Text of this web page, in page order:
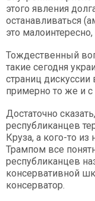
этого явления
останавливаться
это
Тождественный
такие сегодня
страниц дискуссии
примерно то же и с
Достаточно
республиканцев
Круза, а кого-то из
Трампом все
республиканцев
консервативной
консерватор.